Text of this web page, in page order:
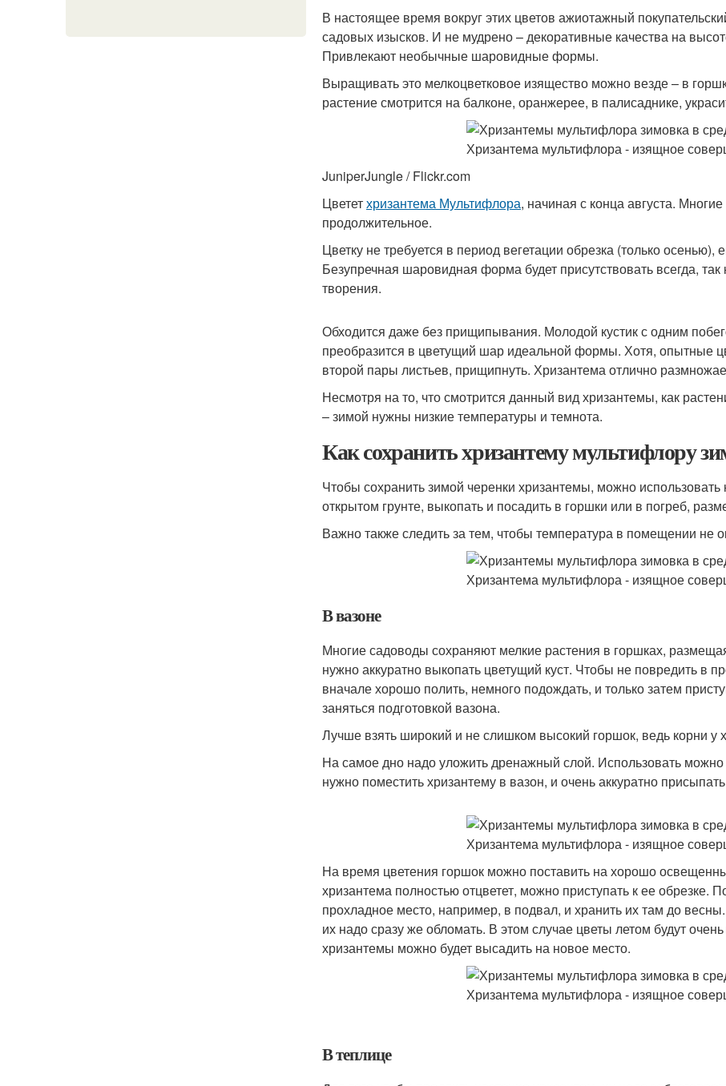
В настоящее время вокруг этих цветов ажиотажный
садовых изысков. И не мудрено – декоративные качества на
Привлекают необычные шаровидные формы.
Выращивать это мелкоцветковое изящество можно везде – в
растение смотрится на балконе, оранжерее, в палисаднике,
JuniperJungle / Flickr.com
Цвететхризантема Мультифлора, начиная с конца августа.
продолжительное.
Цветку не требуется в период вегетации обрезка (только
Безупречная шаровидная форма будет присутствовать всегда, так
творения.
Обходится даже без прищипывания. Молодой кустик с одним
преобразится в цветущий шар идеальной формы. Хотя, опытные
второй пары листьев, прищипнуть. Хризантема отлично
Несмотря на то, что смотрится данный вид хризантемы, как
– зимой нужны низкие температуры и темнота.
Как сохранить хризантему мультифлору
Чтобы сохранить зимой черенки хризантемы, можно
открытом грунте, выкопать и посадить в горшки или в погреб,
Важно также следить за тем, чтобы температура в помещении не
В вазоне
Многие садоводы сохраняют мелкие растения в горшках,
нужно аккуратно выкопать цветущий куст. Чтобы не повредить в
вначале хорошо полить, немного подождать, и только затем
заняться подготовкой вазона.
Лучше взять широкий и не слишком высокий горшок, ведь корни
На самое дно надо уложить дренажный слой. Использовать
нужно поместить хризантему в вазон, и очень аккуратно
На время цветения горшок можно поставить на хорошо
хризантема полностью отцветет, можно приступать к ее обрезке.
прохладное место, например, в подвал, и хранить их там до
их надо сразу же обломать. В этом случае цветы летом будут
хризантемы можно будет высадить на новое место.
В теплице